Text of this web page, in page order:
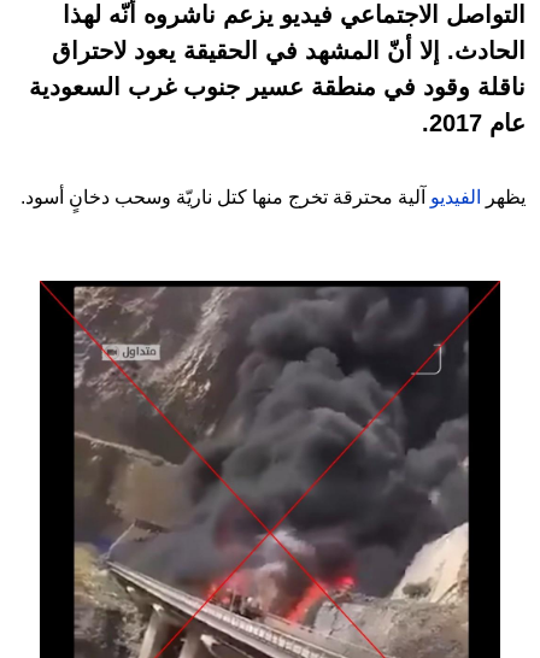
التواصل الاجتماعي فيديو يزعم ناشروه أنّه لهذا
الحادث. إلا أنّ المشهد في الحقيقة يعود لاحتراق
ناقلة وقود في منطقة عسير جنوب غرب السعودية
عام 2017.
يظهر الفيديو آلية محترقة تخرج منها كتل ناريّة وسحب دخانٍ أسود.
Image